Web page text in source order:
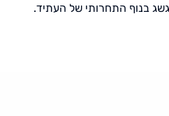
בנוף התחרותי של העתיד.